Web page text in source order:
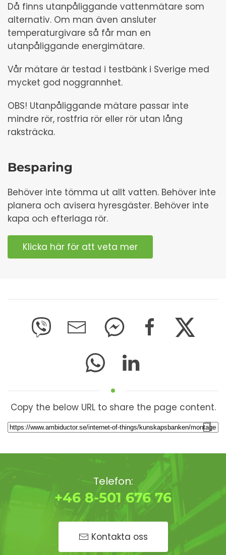
Då finns utanpåliggande vattenmätare som
alternativ. Om man även ansluter
temperaturgivare så får man en
utanpåliggande energimätare.
Vår mätare är testad i testbänk i Sverige med
mycket god noggrannhet.
OBS! Utanpåliggande mätare passar inte
mindre rör, rostfria rör eller rör utan lång
raksträcka.
Besparing
Behöver inte tömma ut allt vatten. Behöver inte
planera och avisera hyresgäster. Behöver inte
kapa och efterlaga rör.
Klicka här för att veta mer
Copy the below URL to share the page content.
Telefon:
+46 8-501 676 76
Kontakta oss